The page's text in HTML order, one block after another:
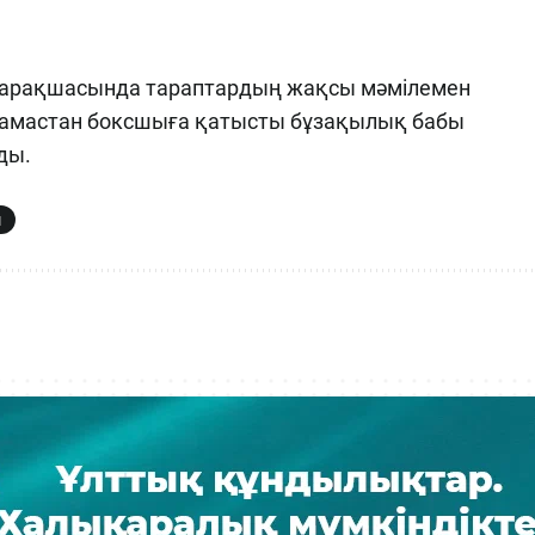
тараптардың жақсы мәмілемен
боксшыға қатысты бұзақылық бабы